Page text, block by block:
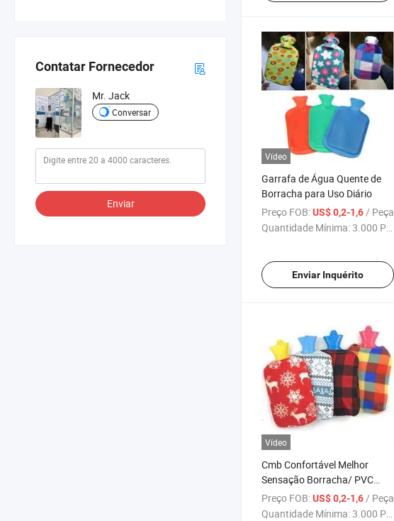
Contatar Fornecedor
Mr. Jack
Conversar
Enviar
Vídeo
Garrafa de Água Quente de
Borracha para Uso Diário
Preço FOB:US$ 0,2-1,6 / Peça
Quantidade Mínima:3.000 Peças
Enviar Inquérito
Vídeo
Cmb Confortável Melhor
Sensação Borracha/ PVC
Bolsa/ Garrafa de Água
Quente com CE/ ISO
Preço FOB:US$ 0,2-1,6/ Peça
Quantidade Mínima:3.000 Peças